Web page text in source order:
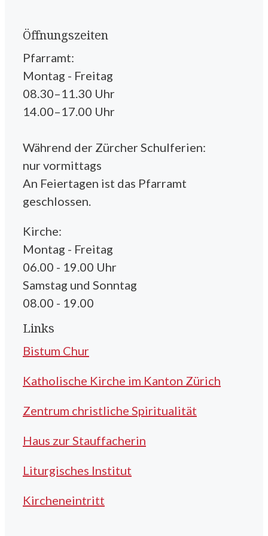
Öffnungszeiten
Pfarramt:
Montag - Freitag
08.30–11.30 Uhr
14.00–17.00 Uhr
Während der Zürcher Schulferien:
nur vormittags
An Feiertagen ist das Pfarramt
geschlossen.
Kirche:
Montag - Freitag
06.00 - 19.00 Uhr
Samstag und Sonntag
08.00 - 19.00
Links
Bistum Chur
Katholische Kirche im Kanton Zürich
Zentrum christliche Spiritualität
Haus zur Stauffacherin
Liturgisches Institut
Kircheneintritt